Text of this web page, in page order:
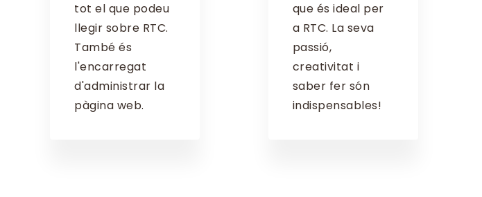
tot el que podeu
llegir sobre RTC.
També és
l'encarregat
d'administrar la
pàgina web.
que és ideal per
a RTC. La seva
passió,
creativitat i
saber fer són
indispensables!